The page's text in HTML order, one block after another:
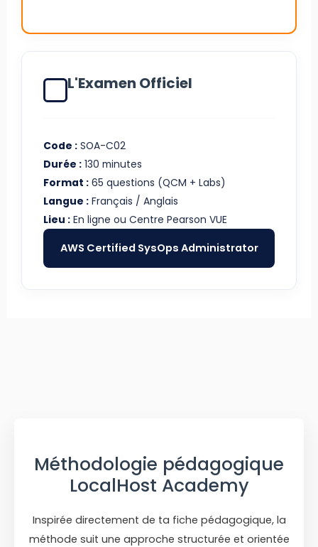
L'Examen Officiel
Code : SOA-C02
Durée : 130 minutes
Format : 65 questions (QCM + Labs)
Langue : Français / Anglais
Lieu : En ligne ou Centre Pearson VUE
AWS Certified SysOps Administrator
Méthodologie pédagogique
LocalHost Academy
Inspirée directement de ta fiche pédagogique, la
méthode suit une approche structurée et orientée